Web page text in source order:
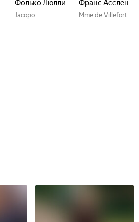
Фолько Люлли
Jacopo
Франс Асслен
Mme de Villefort